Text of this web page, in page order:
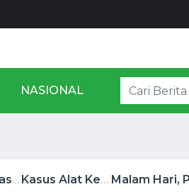
NASIONAL
Rekomendasi Pencabutan IUP Pt. LPPBJ Dikeluarkan Oleh DPRD Lahat ... Kasus Alat Kesehatan Rp. 28 Miliyar Jadi Sorotan Kejaksaan Negeri Lahat ...